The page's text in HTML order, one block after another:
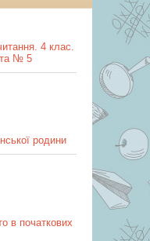
4 клас.
№ 5
родини
в початкових